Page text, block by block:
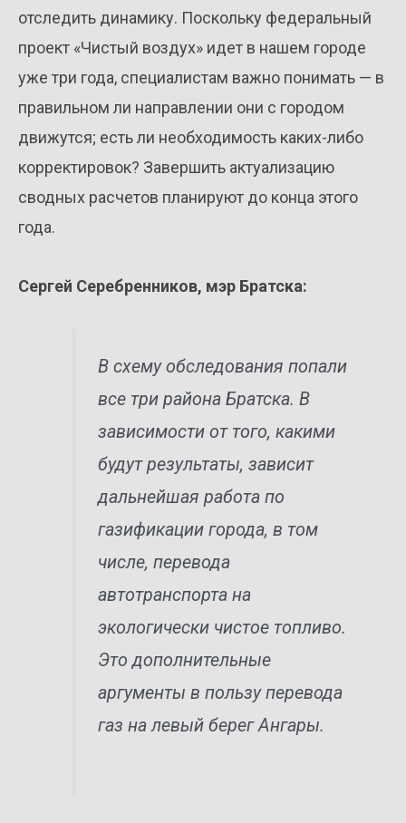
отследить динамику. Поскольку федеральный
проект «Чистый воздух» идет в нашем городе
уже три года, специалистам важно понимать — в
правильном ли направлении они с городом
движутся; есть ли необходимость каких-либо
корректировок? Завершить актуализацию
сводных расчетов планируют до конца этого
года.
Сергей Серебренников, мэр Братска:
В схему обследования попали
все три района Братска. В
зависимости от того, какими
будут результаты, зависит
дальнейшая работа по
газификации города, в том
числе, перевода
автотранспорта на
экологически чистое топливо.
Это дополнительные
аргументы в пользу перевода
газ на левый берег Ангары.